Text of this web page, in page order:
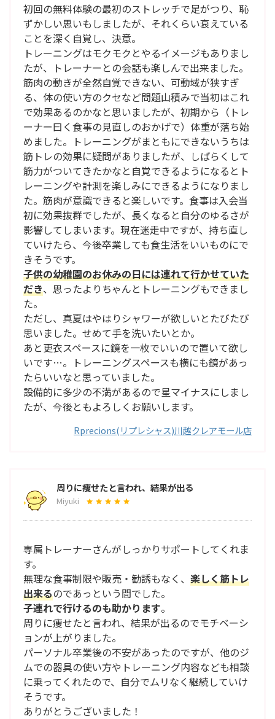
初回の無料体験の最初のストレッチで足がつり、恥
ずかしい思いもしましたが、それくらい衰えている
ことを深く自覚し、決意。
トレーニングはモクモクとやるイメージもありまし
たが、トレーナーとの会話も楽しんで出来ました。
筋肉の動きが全然自覚できない、可動域が狭すぎ
る、体の使い方のクセなど問題山積みで当初はこれ
で効果あるのかなと思いましたが、初期から（トレ
ーナー曰く食事の見直しのおかげで）体重が落ち始
めました。トレーニングがまともにできないうちは
筋トレの効果に疑問がありましたが、しばらくして
筋力がついてきたかなと自覚できるようになるとト
レーニングや計測を楽しみにできるようになりまし
た。筋肉が意識できると楽しいです。食事は入会当
初に効果抜群でしたが、長くなると自分のゆるさが
影響してしまいます。現在迷走中ですが、持ち直し
ていけたら、今後卒業しても食生活をいいものにで
きそうです。
子供の幼稚園のお休みの日には連れて行かせていた
だき、思ったよりちゃんとトレーニングもできまし
た。
ただし、真夏はやはりシャワーが欲しいとたびたび
思いました。せめて手を洗いたいとか。
あと更衣スペースに鏡を一枚でいいので置いて欲し
いです…。トレーニングスペースも横にも鏡があっ
たらいいなと思っていました。
設備的に多少の不満があるので星マイナスにしまし
たが、今後ともよろしくお願いします。
Rprecions(リプレシャス)川越クレアモール店
周りに痩せたと言われ、結果が出る
Miyuki
専属トレーナーさんがしっかりサポートしてくれま
す。
無理な食事制限や販売・勧誘もなく、 楽しく筋トレ
出来るのであっという間でした。
子連れで行けるのも助かります。
周りに痩せたと言われ、結果が出るのでモチベーシ
ョンが上がりました。
パーソナル卒業後の不安があったのですが、他のジ
ムでの器具の使い方やトレーニング内容なども相談
に乗ってくれたので、自分でムリなく継続していけ
そうです。
ありがとうございました！